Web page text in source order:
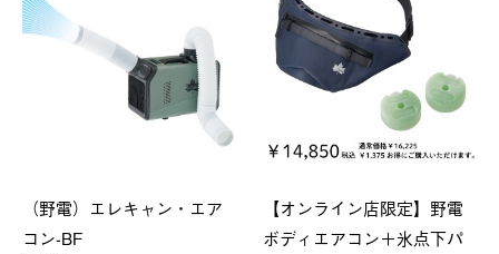
（野電）エレキャン・エア
コン-BF
【オンライン店限定】野電
ボディエアコン＋氷点下パ